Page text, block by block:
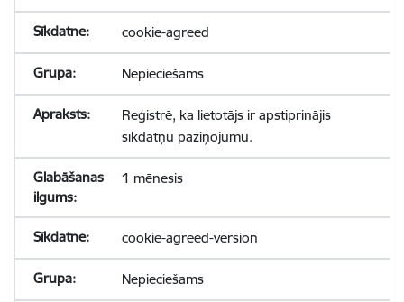
cookie-agreed
Nepieciešams
Reģistrē, ka lietotājs ir apstiprinājis
sīkdatņu paziņojumu.
1 mēnesis
cookie-agreed-version
Nepieciešams